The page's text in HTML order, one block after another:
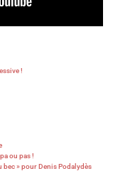
!
ou pas !
bec » pour Denis Podalydès